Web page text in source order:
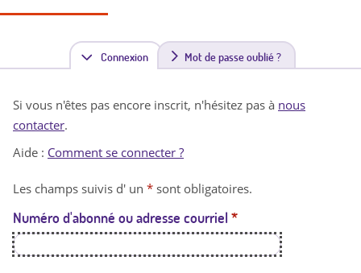
Connexion(
n
t
a
Mot de passe oublié ?
Si vous n'êtes pas encore inscrit, n'hésitez pas à nous
contacter.
Aide : Comment se connecter ?
Les champs suivis d' un * sont obligatoires.
Numéro d'abonné ou adresse courriel *